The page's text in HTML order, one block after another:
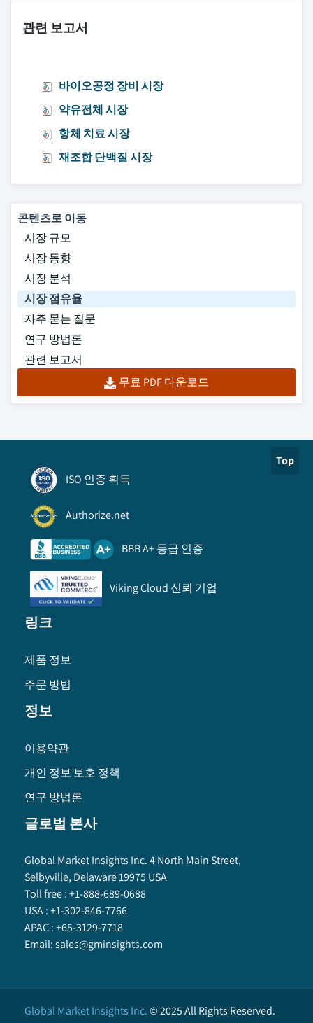
관련 보고서
바이오공정 장비 시장
약유전체 시장
항체 치료 시장
재조합 단백질 시장
콘텐츠로 이동
시장 규모
시장 동향
시장 분석
시장 점유율
자주 묻는 질문
연구 방법론
관련 보고서
무료 PDF 다운로드
Top
ISO 인증 획득
Authorize.net
BBB A+ 등급 인증
Viking Cloud 신뢰 기업
링크
제품 정보
주문 방법
정보
이용약관
개인 정보 보호 정책
연구 방법론
글로벌 본사
Global Market Insights Inc. 4 North Main Street,
Selbyville, Delaware 19975 USA
Toll free :+1-888-689-0688
USA :+1-302-846-7766
APAC :+65-3129-7718
Email:sales@gminsights.com
Global Market Insights Inc.©2025All Rights Reserved.